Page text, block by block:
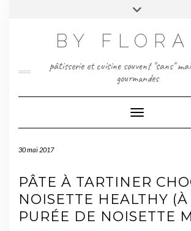
BY
pâtisserie et cuisine souvent "sans"
gourmandes
Toggle
30 mai 2017
PÂTE À TARTINER
NOISETTE HEALTHY
PURÉE DE NOISETTE